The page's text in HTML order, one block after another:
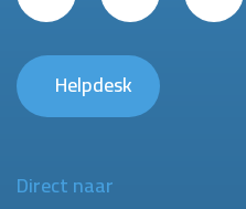
Helpdesk
Direct naar